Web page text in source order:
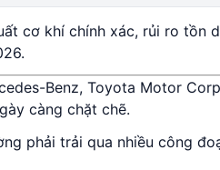
cơ khí chính xác, rủi ro tồn
Benz, Toyota Motor
càng chặt chẽ.
phải trải qua nhiều công